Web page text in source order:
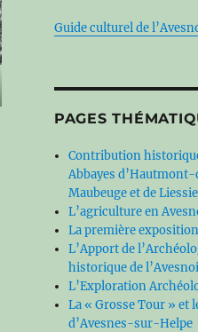
Guide culturel de
PAGES
Contribution
Abbayes
Maubeuge et de
L’agriculture en
La première
L’Apport de
historique de
L’Exploration
La « Grosse Tour » et
d’Avesnes-sur-Helpe